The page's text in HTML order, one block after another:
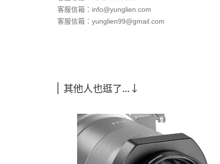
客服信箱：info@yunglien.com
客服信箱：yunglien99@gmail.com
其他人也逛了...↓